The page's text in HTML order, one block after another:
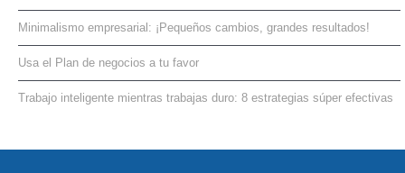
Minimalismo empresarial: ¡Pequeños cambios, grandes resultados!
Usa el Plan de negocios a tu favor
Trabajo inteligente mientras trabajas duro: 8 estrategias súper efectivas